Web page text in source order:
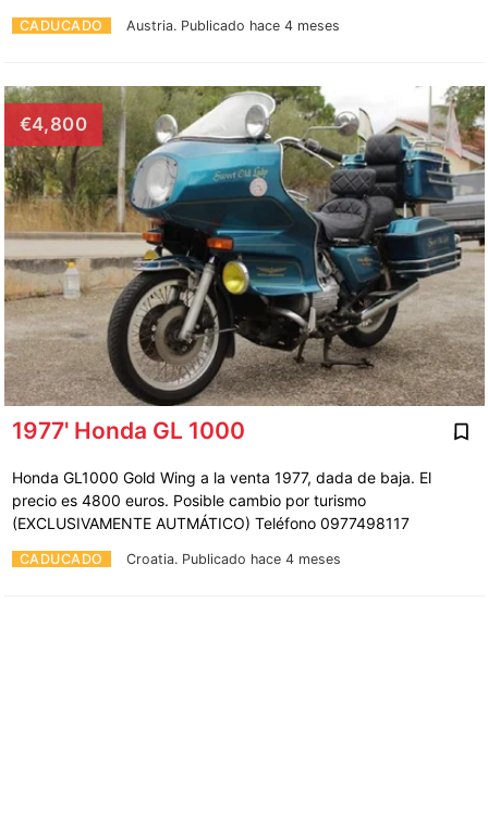
CADUCADO Austria. Publicado hace 4 meses
€4,800
1977' Honda GL 1000
CADUCADO Croatia. Publicado hace 4 meses
Honda GL1000 Gold Wing a la venta 1977, dada de baja. El
precio es 4800 euros. Posible cambio por turismo
(EXCLUSIVAMENTE AUTMÁTICO) Teléfono 0977498117